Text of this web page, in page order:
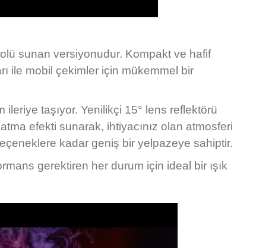
sunan versiyonudur. Kompakt ve hafif
ile mobil çekimler için mükemmel bir
ileriye taşıyor. Yenilikçi 15° lens reflektörü
efekti sunarak, ihtiyacınız olan atmosferi
kadar geniş bir yelpazeye sahiptir.
gerektiren her durum için ideal bir ışık